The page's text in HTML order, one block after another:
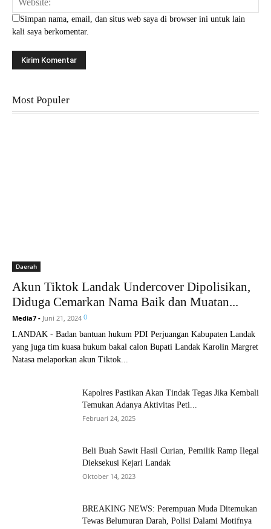
Simpan nama, email, dan situs web saya di browser ini untuk lain
kali saya berkomentar.
Most Populer
Daerah
Akun Tiktok Landak Undercover Dipolisikan,
Diduga Cemarkan Nama Baik dan Muatan...
Media7 - Juni 21, 2024 0
LANDAK - Badan bantuan hukum PDI Perjuangan Kabupaten Landak
yang juga tim kuasa hukum bakal calon Bupati Landak Karolin Margret
Natasa melaporkan akun Tiktok...
Kapolres Pastikan Akan Tindak Tegas Jika Kembali
Temukan Adanya Aktivitas Peti...
Februari 24, 2025
Beli Buah Sawit Hasil Curian, Pemilik Ramp Ilegal
Dieksekusi Kejari Landak
Oktober 14, 2023
BREAKING NEWS: Perempuan Muda Ditemukan
Tewas Belumuran Darah, Polisi Dalami Motifnya